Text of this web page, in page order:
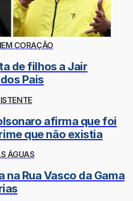
CORAÇÃO
de filhos a Jair
Pais
afirma que foi
que não existia
ÁGUAS
na Rua Vasco da Gama